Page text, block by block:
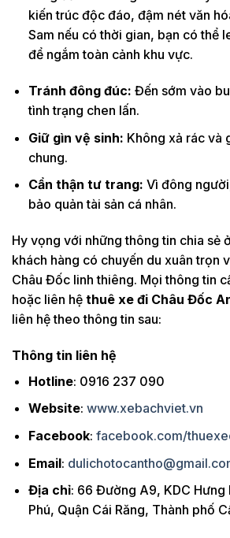
kiến trúc độc đáo, đậm nét văn
Sam nếu có thời gian, bạn có thể
để ngắm toàn cảnh khu vực.
Tránh đông đúc: Đến sớm vào
tình trạng chen lấn.
Giữ gìn vệ sinh: Không xả rác và
chung.
Cẩn thận tư trang: Vì đông
bảo quản tài sản cá nhân.
Hy vọng với những thông tin chia sẻ
khách hàng có chuyến du xuân trọn
Châu Đốc linh thiêng. Mọi thông tin
hoặc liên hệ thuê xe đi Châu Đốc
liên hệ theo thông tin sau:
Thông tin liên hệ
Hotline: 0916 237 090
Website: www.xebachviet.vn
Facebook: facebook.com/
Email:
Địa chỉ: 66 Đường A9, KDC Hưng
Phú, Quận Cái Răng, Thành phố